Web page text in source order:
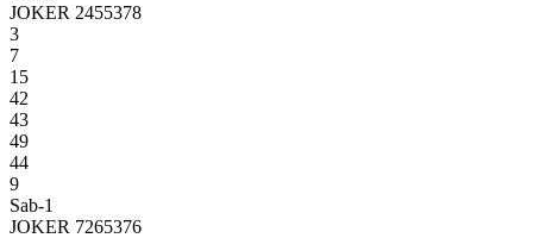
JOKER 2455378
3
7
15
42
43
49
44
9
Sab-1
JOKER 7265376